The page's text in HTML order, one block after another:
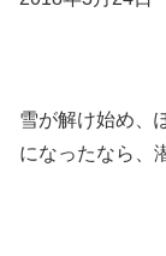
雪が解け始め、
になったなら、